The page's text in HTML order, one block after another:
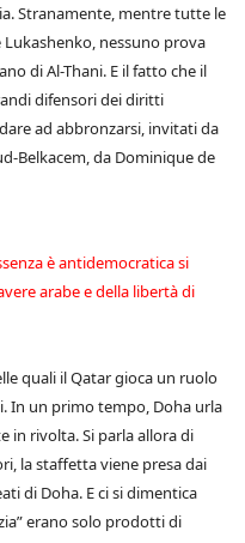
Stranamente, mentre tutte le
nessuno prova
di Al-Thani. E il fatto che il
difensori dei diritti
ad abbronzarsi, invitati da
Belkacem, da Dominique de
è antidemocratica si
arabe e della libertà di
quali il Qatar gioca un ruolo
In un primo tempo, Doha urla
in rivolta. Si parla allora di
la staffetta viene presa dai
di Doha. E ci si dimentica
erano solo prodotti di